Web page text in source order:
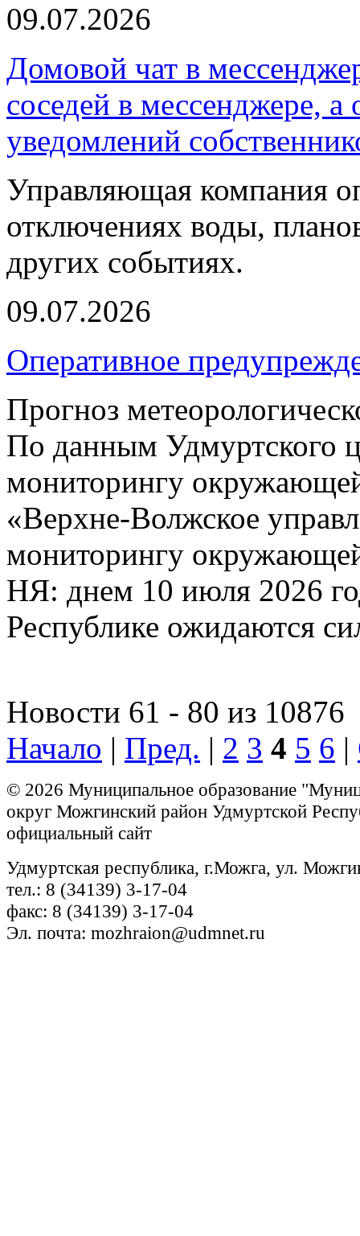
09.07.2026
Домовой чат в
соседей в мессенджере,
уведомлений
Управляющая компания
отключениях воды,
других событиях.
09.07.2026
Оперативное
Прогноз
По данным Удмуртского
мониторингу
«Верхне-Волжское
мониторингу
НЯ: днем 10 июля 2026
Республике ожидаются
Новости 61 - 80 из 10876
Начало | Пред. | 2 3 4 5 6 |
© 2026 Муниципальное образование
округ Можгинский район Удмуртской
официальный сайт
Удмуртская республика, г.Можга, ул.
тел.: 8 (34139) 3-17-04
факс: 8 (34139) 3-17-04
Эл. почта: mozhraion@udmnet.ru